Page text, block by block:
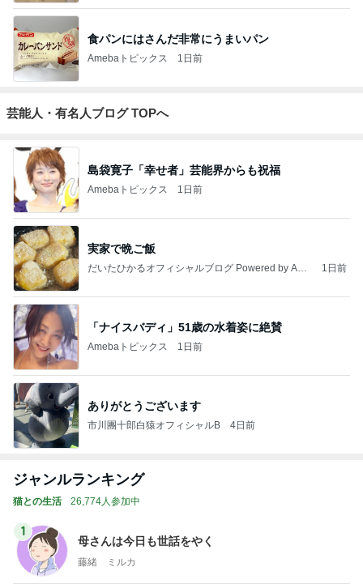
食パンにはさんだ非常にうまいパン
Amebaトピックス 1日前
芸能人・有名人ブログ TOPへ
島袋寛子「幸せ者」芸能界からも祝福
Amebaトピックス 1日前
実家で晩ご飯
だいたひかるオフィシャルブログ Powered by Ame
1日前
「ナイスバディ」51歳の水着姿に絶賛
Amebaトピックス 1日前
ありがとうございます
市川團十郎白猿オフィシャルB 4日前
ジャンルランキング
猫との生活 26,774人参加中
1
母さんは今日も世話をやく
藤緒 ミルカ